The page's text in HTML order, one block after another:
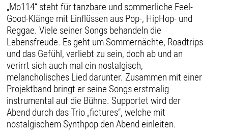
„Mo114“ steht für tanzbare und sommerliche Feel-
Good-Klänge mit Einflüssen aus Pop-, HipHop- und
Reggae. Viele seiner Songs behandeln die
Lebensfreude. Es geht um Sommernächte, Roadtrips
und das Gefühl, verliebt zu sein, doch ab und an
verirrt sich auch mal ein nostalgisch,
melancholisches Lied darunter. Zusammen mit einer
Projektband bringt er seine Songs erstmalig
instrumental auf die Bühne. Supportet wird der
Abend durch das Trio „fictures“, welche mit
nostalgischem Synthpop den Abend einleiten.